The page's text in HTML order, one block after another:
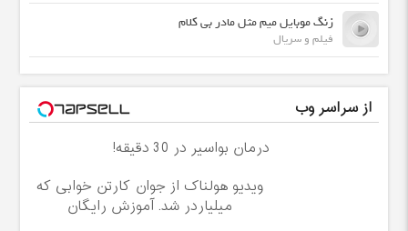
زنگ موبایل میم مثل مادر بی کلام
فیلم و سریال
از سراسر وب
درمان بواسیر در 30 دقیقه!
ویدیو هولناک از جوان کارتن خوابی که
میلیاردر شد. آموزش رایگان